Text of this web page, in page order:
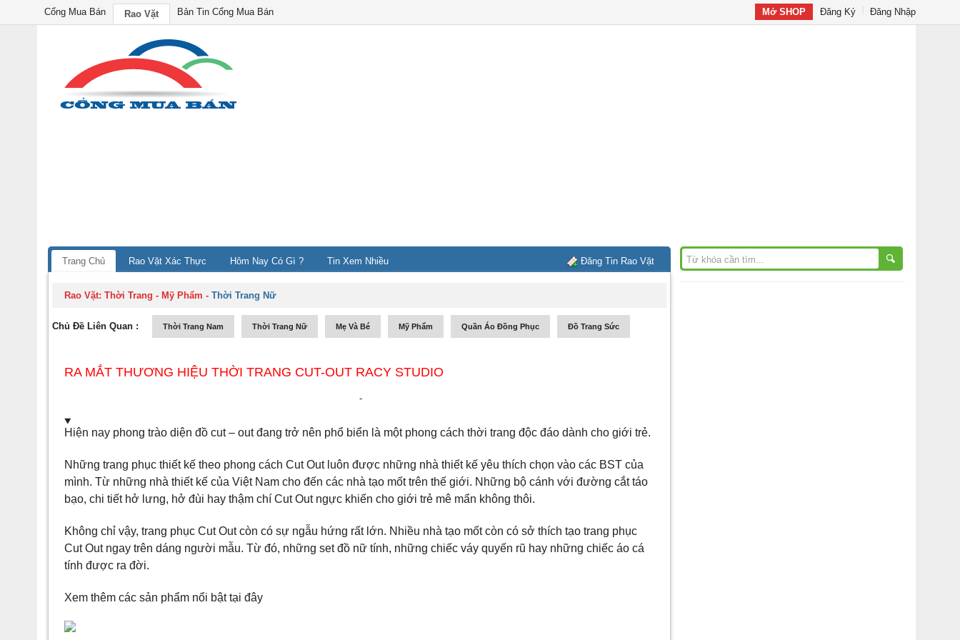
Cổng Mua Bán Rao Vặt Bản Tin Cổng Mua Bán Mở SHOP Đăng Ký Đăng Nhập
Trang Chủ Rao Vặt Xác Thực Hôm Nay Có Gì ? Tin Xem Nhiều Đăng Tin Rao Vặt
Rao Vặt:Thời Trang - Mỹ Phẩm -Thời Trang Nữ
Chủ Đề Liên Quan : Thời Trang Nam Thời Trang Nữ Mẹ Và Bé Mỹ Phẩm Quần Áo Đồng Phục Đồ Trang Sức
RA MẮT THƯƠNG HIỆU THỜI TRANG CUT-OUT RACY STUDIO
-
Hiện nay phong trào diện đồ cut – out đang trở nên phổ biển là một phong cách thời trang độc đáo dành cho giới trẻ.
Những trang phục thiết kế theo phong cách Cut Out luôn được những nhà thiết kế yêu thích chọn vào các BST của
mình. Từ những nhà thiết kế của Việt Nam cho đến các nhà tạo mốt trên thế giới. Những bộ cánh với đường cắt táo
bạo, chi tiết hở lưng, hở đùi hay thậm chí Cut Out ngực khiến cho giới trẻ mê mẩn không thôi.
Không chỉ vậy, trang phục Cut Out còn có sự ngẫu hứng rất lớn. Nhiều nhà tạo mốt còn có sở thích tạo trang phục
Cut Out ngay trên dáng người mẫu. Từ đó, những set đồ nữ tính, những chiếc váy quyến rũ hay những chiếc áo cá
tính được ra đời.
Xem thêm các sản phẩm nổi bậttại đây